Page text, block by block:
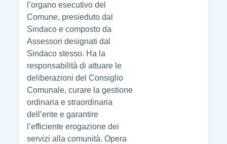
l’organo esecutivo del
Comune, presieduto dal
Sindaco e composto da
Assessori designati dal
Sindaco stesso. Ha la
responsabilità di attuare le
deliberazioni del Consiglio
Comunale, curare la gestione
ordinaria e straordinaria
dell’ente e garantire
l’efficiente erogazione dei
servizi alla comunità. Opera